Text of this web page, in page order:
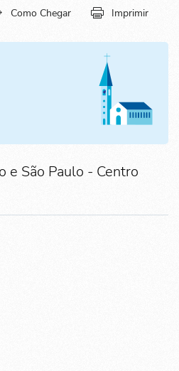
Como Chegar Imprimir
e São Paulo - Centro